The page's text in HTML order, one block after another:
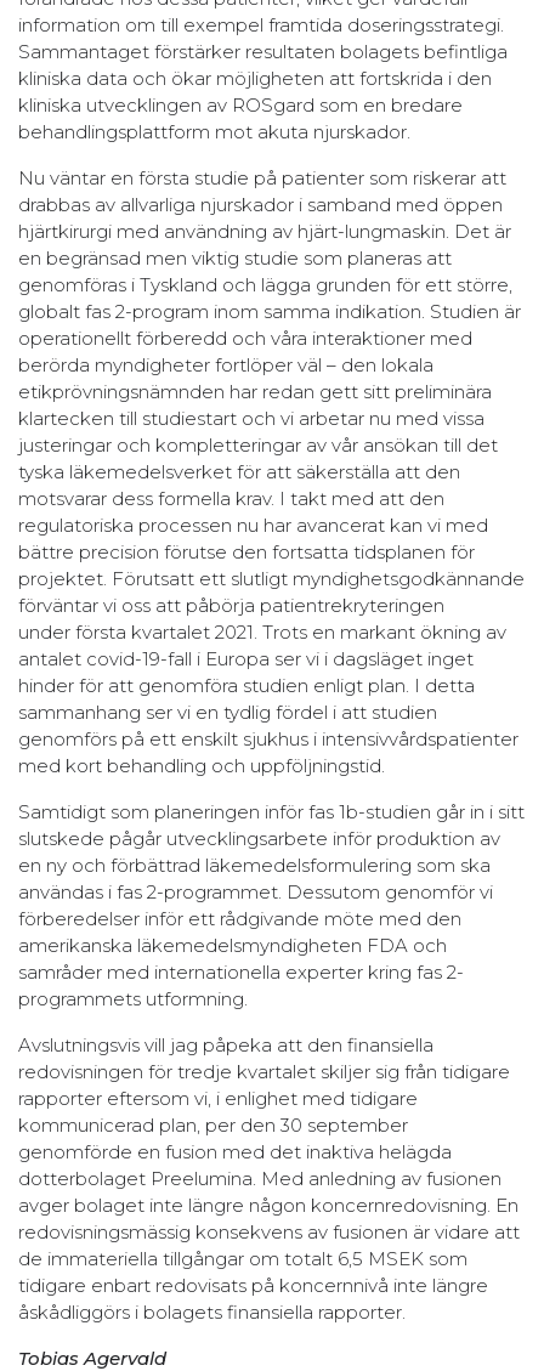
information om till exempel framtida doseringsstrategi.
Sammantaget förstärker resultaten bolagets befintliga
kliniska data och ökar möjligheten att fortskrida i den
kliniska utvecklingen av ROSgard som en bredare
behandlingsplattform mot akuta njurskador.
Nu väntar en första studie på patienter som riskerar att
drabbas av allvarliga njurskador i samband med öppen
hjärtkirurgi med användning av hjärt-lungmaskin. Det är
en begränsad men viktig studie som planeras att
genomföras i Tyskland och lägga grunden för ett större,
globalt fas 2-program inom samma indikation. Studien är
operationellt förberedd och våra interaktioner med
berörda myndigheter fortlöper väl – den lokala
etikprövningsnämnden har redan gett sitt preliminära
klartecken till studiestart och vi arbetar nu med vissa
justeringar och kompletteringar av vår ansökan till det
tyska läkemedelsverket för att säkerställa att den
motsvarar dess formella krav. I takt med att den
regulatoriska processen nu har avancerat kan vi med
bättre precision förutse den fortsatta tidsplanen för
projektet. Förutsatt ett slutligt myndighetsgodkännande
förväntar vi oss att påbörja patientrekryteringen
under första kvartalet 2021. Trots en markant ökning av
antalet covid-19-fall i Europa ser vi i dagsläget inget
hinder för att genomföra studien enligt plan. I detta
sammanhang ser vi en tydlig fördel i att studien
genomförs på ett enskilt sjukhus i intensivvårdspatienter
med kort behandling och uppföljningstid.
Samtidigt som planeringen inför fas 1b-studien går in i sitt
slutskede pågår utvecklingsarbete inför produktion av
en ny och förbättrad läkemedelsformulering som ska
användas i fas 2-programmet. Dessutom genomför vi
förberedelser inför ett rådgivande möte med den
amerikanska läkemedelsmyndigheten FDA och
samråder med internationella experter kring fas 2-
programmets utformning.
Avslutningsvis vill jag påpeka att den finansiella
redovisningen för tredje kvartalet skiljer sig från tidigare
rapporter eftersom vi, i enlighet med tidigare
kommunicerad plan, per den 30 september
genomförde en fusion med det inaktiva helägda
dotterbolaget Preelumina. Med anledning av fusionen
avger bolaget inte längre någon koncernredovisning. En
redovisningsmässig konsekvens av fusionen är vidare att
de immateriella tillgångar om totalt 6,5 MSEK som
tidigare enbart redovisats på koncernnivå inte längre
åskådliggörs i bolagets finansiella rapporter.
Tobias Agervald